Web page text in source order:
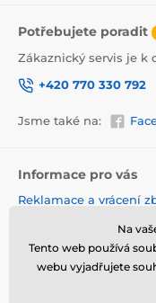
Potřebujete poradit
Zákaznický servis je k
+420 770 330 792
Jsme také na:
Informace pro vás
Reklamace a vrácení
Obchodní podmínky
Ochrana osobních
Hodnocení obchodu
Na
Tento web používá
webu vyjadřujete